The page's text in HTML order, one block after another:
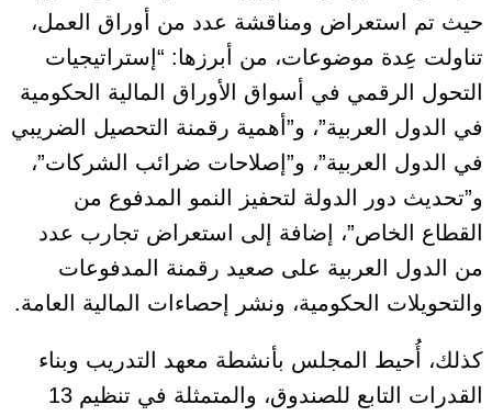
حيث تم استعراض ومناقشة عدد من أوراق العمل،
تناولت عِدة موضوعات، من أبرزها: “إستراتيجيات
التحول الرقمي في أسواق الأوراق المالية الحكومية
في الدول العربية”، و”أهمية رقمنة التحصيل الضريبي
في الدول العربية”، و”إصلاحات ضرائب الشركات”،
و”تحديث دور الدولة لتحفيز النمو المدفوع من
القطاع الخاص”، إضافة إلى استعراض تجارب عدد
من الدول العربية على صعيد رقمنة المدفوعات
والتحويلات الحكومية، ونشر إحصاءات المالية العامة.
كذلك، أُحيط المجلس بأنشطة معهد التدريب وبناء
القدرات التابع للصندوق، والمتمثلة في تنظيم 13